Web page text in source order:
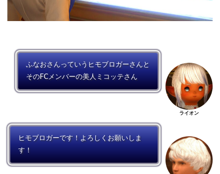
ふなおさんっていうヒモブロガーさんと
そのFCメンバーの美人ミコッテさん
ライオン
ヒモブロガーです！よろしくお願いしま
す！